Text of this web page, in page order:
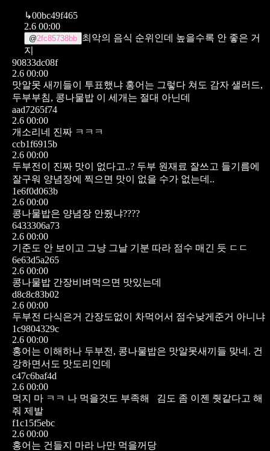
↳00bc49f465
2.6 00:00
@2fc85738bb 최악의 음식 순위인데 높을수록 안 좋은 거
지
90833dc08f
2.6 00:00
맛알못 새끼들이 투표했냐 홍어는 그렇다 쳐도 감자 샐러드,
두부부침, 콩나물밥 이 세개는 절대 아닌데
aad7265f74
2.6 00:00
개소리네 진짜 ㅋㅋㅋ
ccb1f6915b
2.6 00:00
두부전이 진짜 맛이 없다고..? 두부 원재료 잘쓰고 들기름에
잘구워 양념장에 찍으면 맛이 없을 수가 없는데..
1e6f0d063b
2.6 00:00
콩나물밥은 양념장 안줬냐????
6433306a73
2.6 00:00
기준도 안 보이고 그냥 그날 기분 따라 점수 매긴 듯 ㄷㄷ
6e63d5a265
2.6 00:00
콩나물밥 간장비벼먹으면 맛있는데
d8c8c83b02
2.6 00:00
두부전 다식은거 간장도없이 차먹어서 점수낮게준거 아니냐
1c9804329c
2.6 00:00
홍어는 이해하나 두부전, 콩나물밥은 맛알못새끼들 맞네. 건
강하면서도 맛도리인데
c47c6baf4d
2.6 00:00
먹지 마 ㅋㅋ 나 먹을것도 부족해
김도 좀 이젠 줫같다고 해
줘 제발
f1c15f5ebc
2.6 00:00
홍어는 건들지 마라 나만 먹을꺼당